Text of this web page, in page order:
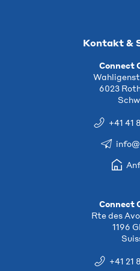
Kontakt &
Connect
6023
+41 41
Connect
Rte des
1196
+41 21